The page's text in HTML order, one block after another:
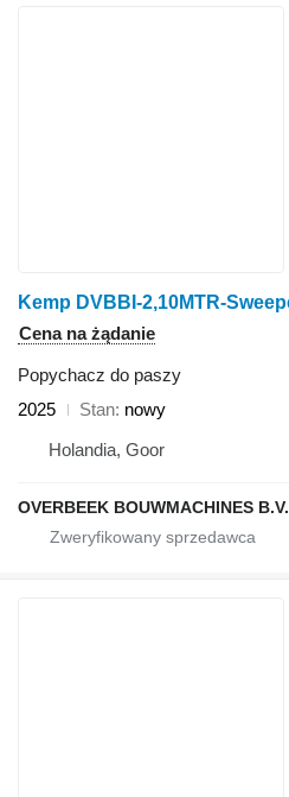
Cena na żądanie
Popychacz do paszy
2025
Stan nowy
Holandia, Goor
OVERBEEK BOUWMACHINES B.V.